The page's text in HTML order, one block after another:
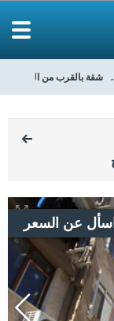
شقة بالقرب من المواصلات
اسأل عن السعر